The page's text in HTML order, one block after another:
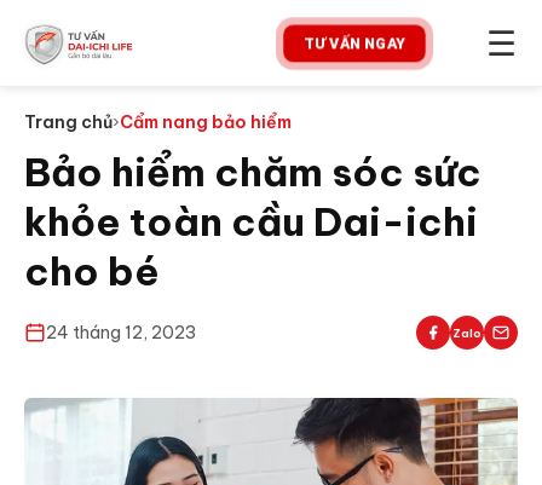
TƯ VẤN NGAY ☰
Trang chủ›Cẩm nang bảo hiểm
Bảo hiểm chăm sóc sức
khỏe toàn cầu Dai-ichi
cho bé
24 tháng 12, 2023 Zalo